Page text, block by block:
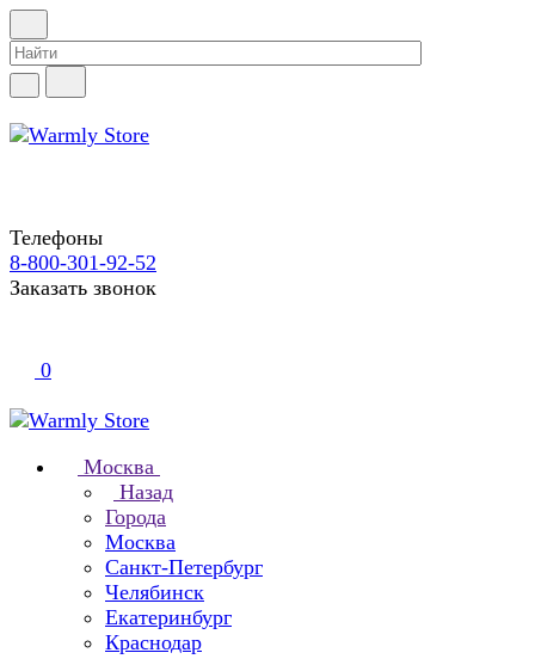
Телефоны
8-800-301-92-52
Заказать звонок
0
Москва
Назад
Города
Москва
Санкт-Петербург
Челябинск
Екатеринбург
Краснодар